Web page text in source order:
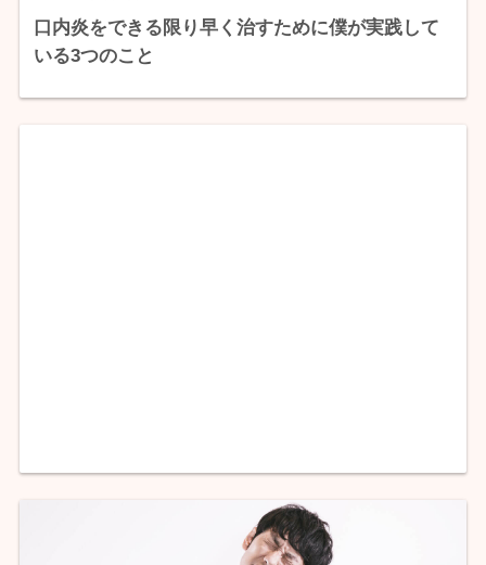
口内炎をできる限り早く治すために僕が実践して
いる3つのこと